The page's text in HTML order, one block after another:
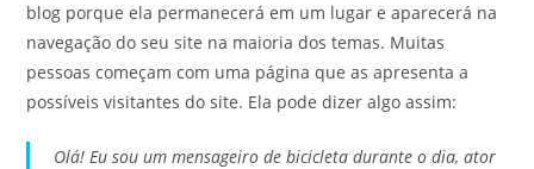
blog porque ela permanecerá em um lugar e aparecerá na
navegação do seu site na maioria dos temas. Muitas
pessoas começam com uma página que as apresenta a
possíveis visitantes do site. Ela pode dizer algo assim:
Olá! Eu sou um mensageiro de bicicleta durante o dia, ator